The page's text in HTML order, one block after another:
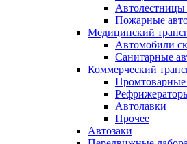
Пожарные
Медицинский
Автомобили
Санитарные
Коммерческий
Автолавки
Прочее
Автозаки